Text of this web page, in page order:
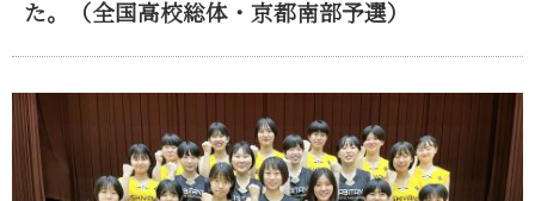
た。（全国高校総体・京都南部予選）